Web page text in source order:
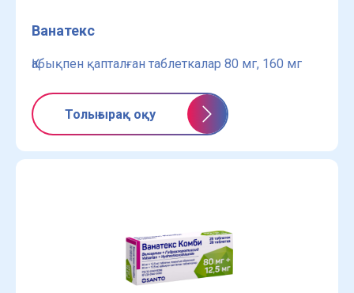
Ванатекс
Қабықпен қапталған таблеткалар 80 мг, 160 мг
Толығырақ оқу